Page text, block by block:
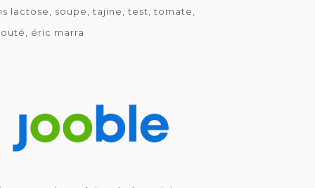
lactose
soupe tajine test
tomate
éric marra